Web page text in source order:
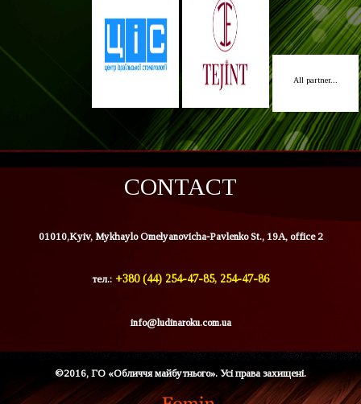
All partner...
CONTACT
01010,Kyiv, Mykhaylo Omelyanovicha-Pavlenko St., 19A, office 2
тел.: +380 (44) 254-47-85, 254-47-86
info@ludinaroku.com.ua
©2016, ГО «Обличчя майбутнього». Усі права захищені.